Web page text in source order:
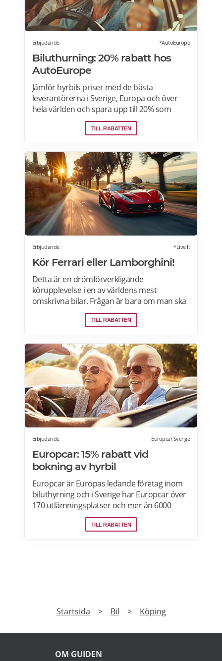
Erbjudande *AutoEurope
Biluthurning: 20% rabatt hos
AutoEurope
Jämför hyrbils priser med de bästa
leverantörerna i Sverige, Europa och över
hela världen och spara upp till 20% som
medlem! Upptäck speciella priser på Auto
Europe hemsida!TILL RABATTEN
Erbjudande *Live It
Kör Ferrari eller Lamborghini!
Detta är en drömförverkligande
körupplevelse i en av världens mest
omskrivna bilar. Frågan är bara om man ska
välja Ferrari eller Lamborghini. Upplevelsen
börjar med genomgång av körteknik och
nyckeln och njuta av ljudet när över 600
hästkrafter ryter till bakom ryggen. Därefter
rullar man lycklig iväg på en oförglömlig tur
som sportbilsförare. Läs mer om
erbjudandet i Stockholm, Göteborg, Malmö,
Borås, Gävle, Jönköping, Karlstad, Linköping,
Västerås, Örebro här>>>
TILL RABATTEN
Erbjudande Europcar Sverige
Europcar: 15% rabatt vid
bokning av hyrbil
Europcar är Europas ledande företag inom
biluthyrning och i Sverige har Europcar över
170 utlämningsplatser och mer än 6000
bilar. Ta del av våra aktuella erbjudanden
och läs mer om pensionärsrabatter hos
TILL RABATTEN
Prenumerera på vårt nyhetsbrev och få exklusiv